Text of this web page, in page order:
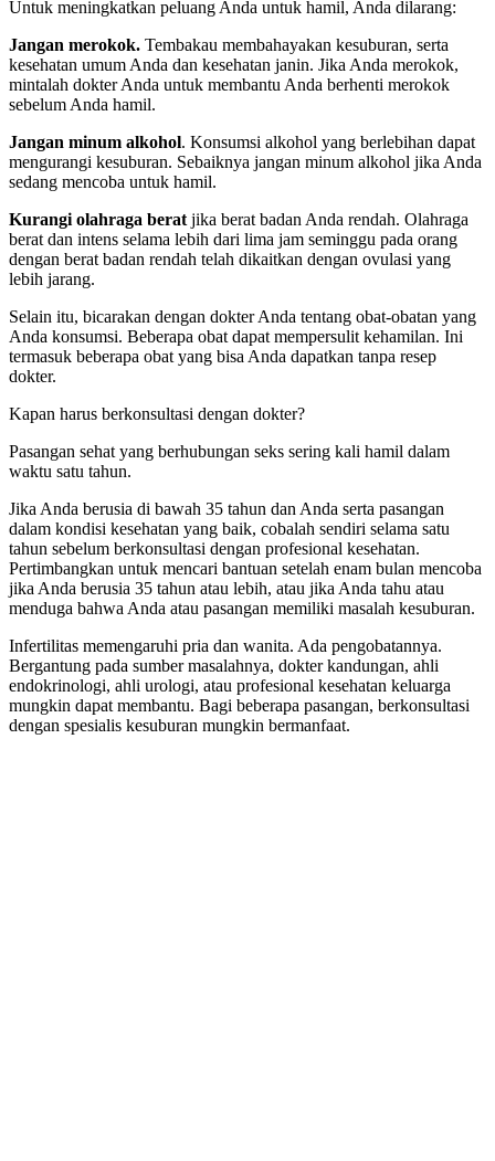
Untuk meningkatkan peluang Anda untuk hamil, Anda dilarang:
Jangan merokok. Tembakau membahayakan kesuburan, serta
kesehatan umum Anda dan kesehatan janin. Jika Anda merokok,
mintalah dokter Anda untuk membantu Anda berhenti merokok
sebelum Anda hamil.
Jangan minum alkohol. Konsumsi alkohol yang berlebihan dapat
mengurangi kesuburan. Sebaiknya jangan minum alkohol jika Anda
sedang mencoba untuk hamil.
Kurangi olahraga berat jika berat badan Anda rendah. Olahraga
berat dan intens selama lebih dari lima jam seminggu pada orang
dengan berat badan rendah telah dikaitkan dengan ovulasi yang
lebih jarang.
Selain itu, bicarakan dengan dokter Anda tentang obat-obatan yang
Anda konsumsi. Beberapa obat dapat mempersulit kehamilan. Ini
termasuk beberapa obat yang bisa Anda dapatkan tanpa resep
dokter.
Kapan harus berkonsultasi dengan dokter?
Pasangan sehat yang berhubungan seks sering kali hamil dalam
waktu satu tahun.
Jika Anda berusia di bawah 35 tahun dan Anda serta pasangan
dalam kondisi kesehatan yang baik, cobalah sendiri selama satu
tahun sebelum berkonsultasi dengan profesional kesehatan.
Pertimbangkan untuk mencari bantuan setelah enam bulan mencoba
jika Anda berusia 35 tahun atau lebih, atau jika Anda tahu atau
menduga bahwa Anda atau pasangan memiliki masalah kesuburan.
Infertilitas memengaruhi pria dan wanita. Ada pengobatannya.
Bergantung pada sumber masalahnya, dokter kandungan, ahli
endokrinologi, ahli urologi, atau profesional kesehatan keluarga
mungkin dapat membantu. Bagi beberapa pasangan, berkonsultasi
dengan spesialis kesuburan mungkin bermanfaat.